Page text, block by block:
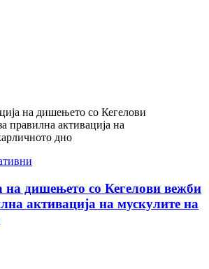
на дишењето со Кегелови вежби
активација на мускулите на